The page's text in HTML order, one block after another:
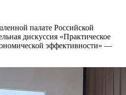
палате Российской
дискуссия «Практическое
эффективности» —